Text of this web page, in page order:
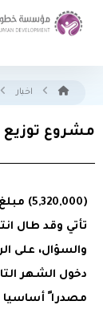
اخبار
مشروع توزيع
تأتي وقد طال
والسؤال، على
دخول الشهر